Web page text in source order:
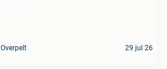
Overpelt 29 jul 26